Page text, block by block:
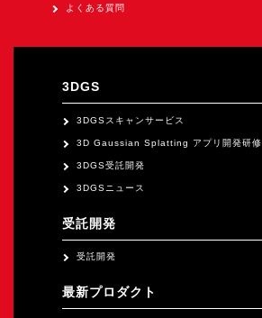
よくある質問
3DGS
3DGSスキャンサービス
3D Gaussian Splatting アプリ開発研修
3DGS受託開発
3DGSニュース
受託開発
受託開発
最新プロダクト